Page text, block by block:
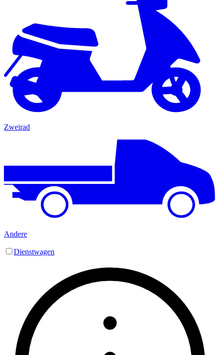
Zweirad
Andere
Dienstwagen